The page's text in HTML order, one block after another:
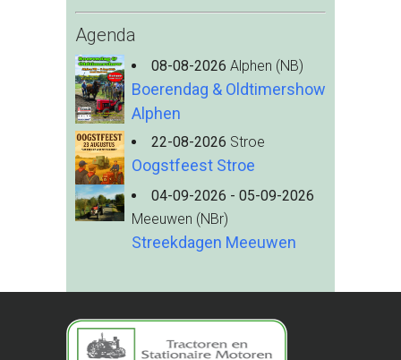
Agenda
08-08-2026 Alphen (NB)
Boerendag & Oldtimershow
Alphen
22-08-2026 Stroe
Oogstfeest Stroe
04-09-2026 - 05-09-2026
Meeuwen (NBr)
Streekdagen Meeuwen